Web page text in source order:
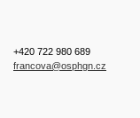
+420 722 980 689
francova@osphgn.cz